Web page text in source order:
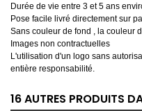
Durée de vie entre 3 et 5 ans
Pose facile livré directement sur
Sans couleur de fond , la couleur
Images non contractuelles
L'utilisation d'un logo sans
entière responsabilité.
16 AUTRES PRODUITS